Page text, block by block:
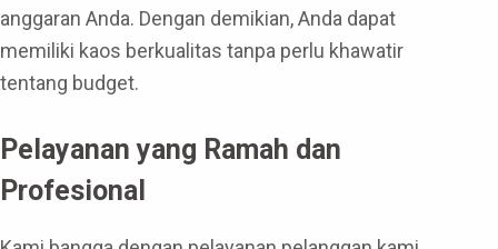
anggaran Anda. Dengan demikian, Anda dapat
memiliki kaos berkualitas tanpa perlu khawatir
tentang budget.
Pelayanan yang Ramah dan
Profesional